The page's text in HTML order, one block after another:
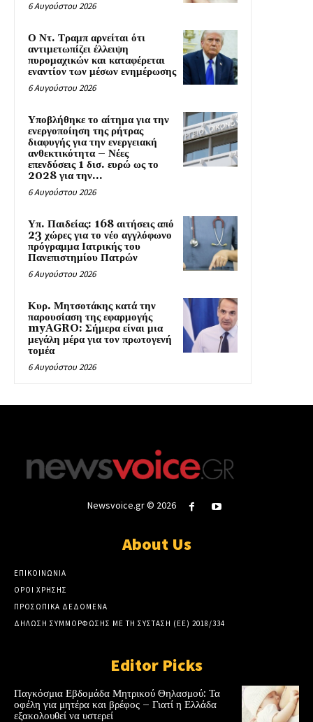
6 Αυγούστου 2026
Ο Ντ. Τραμπ αρνείται ότι
αντιμετωπίζει έλλειψη
πυρομαχικών και καταφέρεται
εναντίον των μέσων ενημέρωσης
6 Αυγούστου 2026
Υποβλήθηκε το αίτημα για την
ενεργοποίηση της ρήτρας
διαφυγής για την ενεργειακή
ανθεκτικότητα – Νέες
επενδύσεις 1 δισ. ευρώ ως το
2028 για την...
6 Αυγούστου 2026
Υπ. Παιδείας: 168 αιτήσεις από
23 χώρες για το νέο αγγλόφωνο
πρόγραμμα Ιατρικής του
Πανεπιστημίου Πατρών
6 Αυγούστου 2026
Κυρ. Μητσοτάκης κατά την
παρουσίαση της εφαρμογής
myAGRO: Σήμερα είναι μια
μεγάλη μέρα για τον πρωτογενή
τομέα
6 Αυγούστου 2026
Newsvoice.gr © 2026
About Us
ΕΠΙΚΟΙΝΩΝΙΑ
ΟΡΟΙ ΧΡΗΣΗΣ
ΠΡΟΣΩΠΙΚΑ ΔΕΔΟΜΕΝΑ
ΔΗΛΩΣΗ ΣΥΜΜΟΡΦΩΣΗΣ ΜΕ ΤΗ ΣΥΣΤΑΣΗ (ΕΕ) 2018/334
Editor Picks
Παγκόσμια Εβδομάδα Μητρικού Θηλασμού: Τα
οφέλη για μητέρα και βρέφος – Γιατί η Ελλάδα
εξακολουθεί να υστερεί